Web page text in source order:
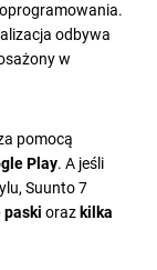
odbywa
w
pomocą
Play. A jeśli
Suunto 7
paski oraz kilka